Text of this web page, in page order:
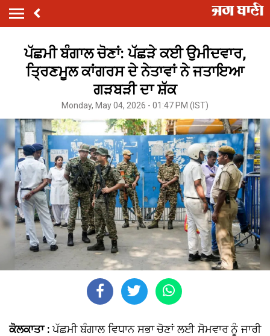
ਪੱਛਮੀ ਬੰਗਾਲ ਚੋਣਾਂ: ਪੱਛੜੇ ਕਈ ਉਮੀਦਵਾਰ,
ਤ੍ਰਿਣਮੂਲ ਕਾਂਗਰਸ ਦੇ ਨੇਤਾਵਾਂ ਨੇ ਜਤਾਇਆ
ਗੜਬੜੀ ਦਾ ਸ਼ੱਕ
Monday, May 04, 2026 - 01:47 PM (IST)
ਕੋਲਕਾਤਾ :ਪੱਛਮੀ ਬੰਗਾਲ ਵਿਧਾਨ ਸਭਾ ਚੋਣਾਂ ਲਈ ਸੋਮਵਾਰ ਨੂੰ ਜਾਰੀ